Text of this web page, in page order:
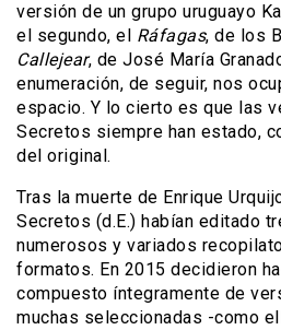
versión de un grupo uruguayo
el segundo, el Ráfagas, de los
Callejear, de José María
enumeración, de seguir, nos
espacio. Y lo cierto es que las
Secretos siempre han estado,
del original.
Tras la muerte de Enrique
Secretos (d.E.) habían editado
numerosos y variados
formatos. En 2015 decidieron
compuesto íntegramente de
muchas seleccionadas -como